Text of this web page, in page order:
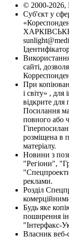
© 2000-2026,
Суб'єкт у
ХАРКІВСЬКЕ
сайті,
При
і світу» ,
відкрите для
Посилання
повного або
розміщена в
матеріалу.
Новини з
"Регіони",
реклами.
Розділ
Будь яке
поширення
"Інтерфакс-
Власник веб-